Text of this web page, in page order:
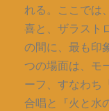
れる。ここでは
喜と、ザラスト
の間に、最も印
つの場面は、モ
ーフ、すなわち
合唱と『火と水